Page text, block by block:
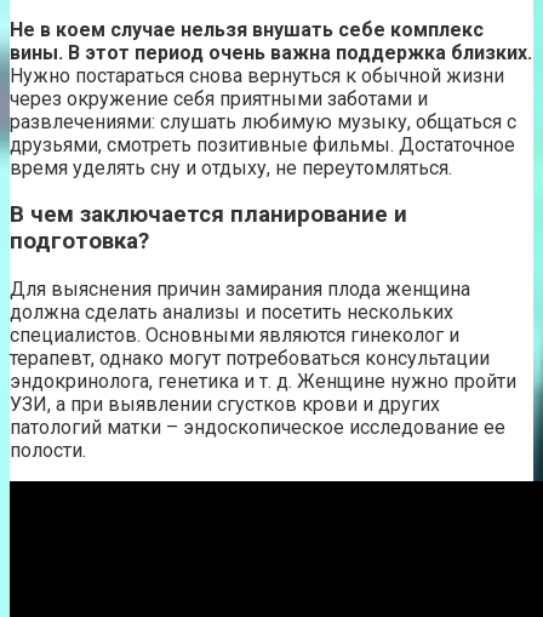
Не в коем случае нельзя внушать себе комплекс
вины. В этот период очень важна поддержка близких.
Нужно постараться снова вернуться к обычной жизни
через окружение себя приятными заботами и
развлечениями: слушать любимую музыку, общаться с
друзьями, смотреть позитивные фильмы. Достаточное
время уделять сну и отдыху, не переутомляться.
В чем заключается планирование и
подготовка?
Для выяснения причин замирания плода женщина
должна сделать анализы и посетить нескольких
специалистов. Основными являются гинеколог и
терапевт, однако могут потребоваться консультации
эндокринолога, генетика и т. д. Женщине нужно пройти
УЗИ, а при выявлении сгустков крови и других
патологий матки – эндоскопическое исследование ее
полости.